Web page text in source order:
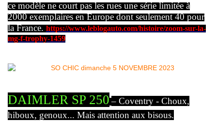
ce modèle ne court pas les rues une série limitée à
2000 exemplaires en Europe dont seulement 40 pour
la France.https://www.leblogauto.com/histoire/zoom-sur-la-
mg-f-trophy-1459
DAIMLER SP 250 – Coventry - Choux,
hiboux, genoux... Mais attention aux bisous.